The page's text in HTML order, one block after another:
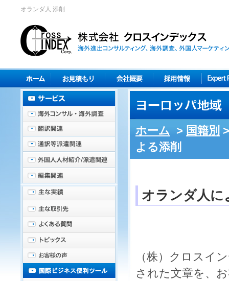
オランダ人 添削
ホーム > 国籍別
よる添削
オランダ人に
（株）クロスイ
された文章を、